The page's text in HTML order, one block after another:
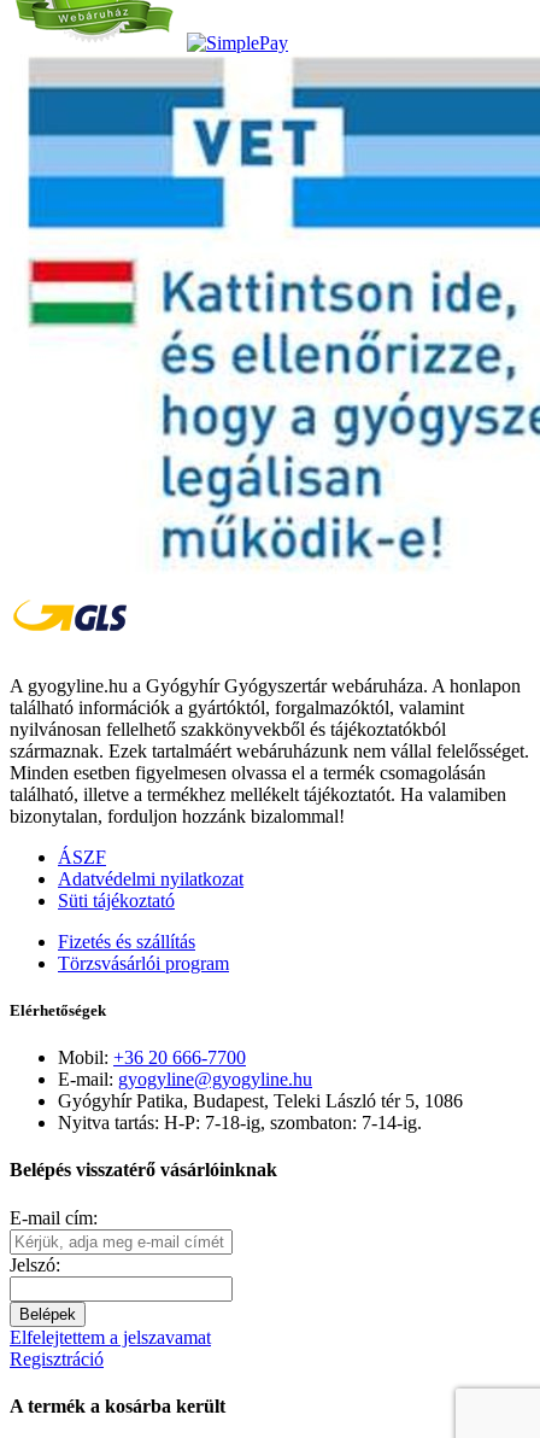
A gyogyline.hu a Gyógyhír Gyógyszertár webáruháza. A honlapon
található információk a gyártóktól, forgalmazóktól, valamint
nyilvánosan fellelhető szakkönyvekből és tájékoztatókból
származnak. Ezek tartalmáért webáruházunk nem vállal felelősséget.
Minden esetben figyelmesen olvassa el a termék csomagolásán
található, illetve a termékhez mellékelt tájékoztatót. Ha valamiben
bizonytalan, forduljon hozzánk bizalommal!
ÁSZF
Adatvédelmi nyilatkozat
Süti tájékoztató
Fizetés és szállítás
Törzsvásárlói program
Elérhetőségek
Mobil: +36 20 666-7700
E-mail: gyogyline@gyogyline.hu
Gyógyhír Patika, Budapest, Teleki László tér 5, 1086
Nyitva tartás: H-P: 7-18-ig, szombaton: 7-14-ig.
Belépés visszatérő vásárlóinknak
E-mail cím:
Jelszó:
Belépek
Elfelejtettem a jelszavamat
Regisztráció
A termék a kosárba került